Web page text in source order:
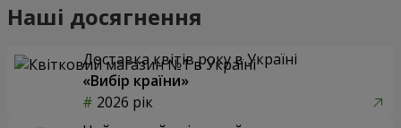
Наші досягнення
Доставка квітів року в Україні
«Вибір країни»
2026 рік